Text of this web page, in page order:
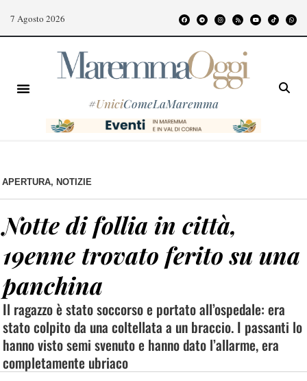
7 Agosto 2026
#UniciComeLaMaremma
APERTURA, NOTIZIE
Notte di follia in città,
19enne trovato ferito su una
panchina
Il ragazzo è stato soccorso e portato all’ospedale: era
stato colpito da una coltellata a un braccio. I passanti lo
hanno visto semi svenuto e hanno dato l’allarme, era
completamente ubriaco